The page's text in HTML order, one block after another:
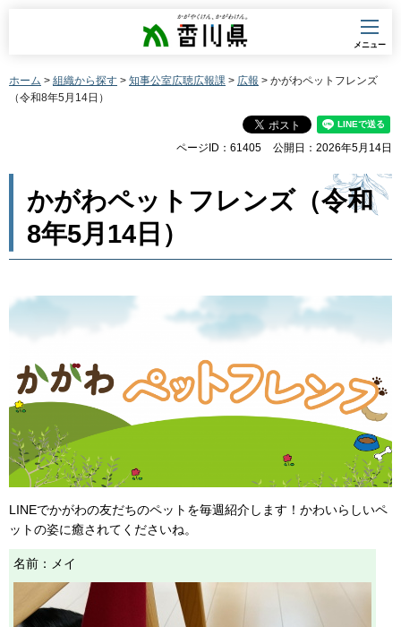
香川県
メニュー
ホーム > 組織から探す > 知事公室広聴広報課 > 広報 > かがわペットフレンズ
（令和8年5月14日）
ページID：61405 公開日：2026年5月14日
かがわペットフレンズ（令和
8年5月14日）
LINEでかがわの友だちのペットを毎週紹介します！かわいらしいペ
ットの姿に癒されてくださいね。
名前：メイ